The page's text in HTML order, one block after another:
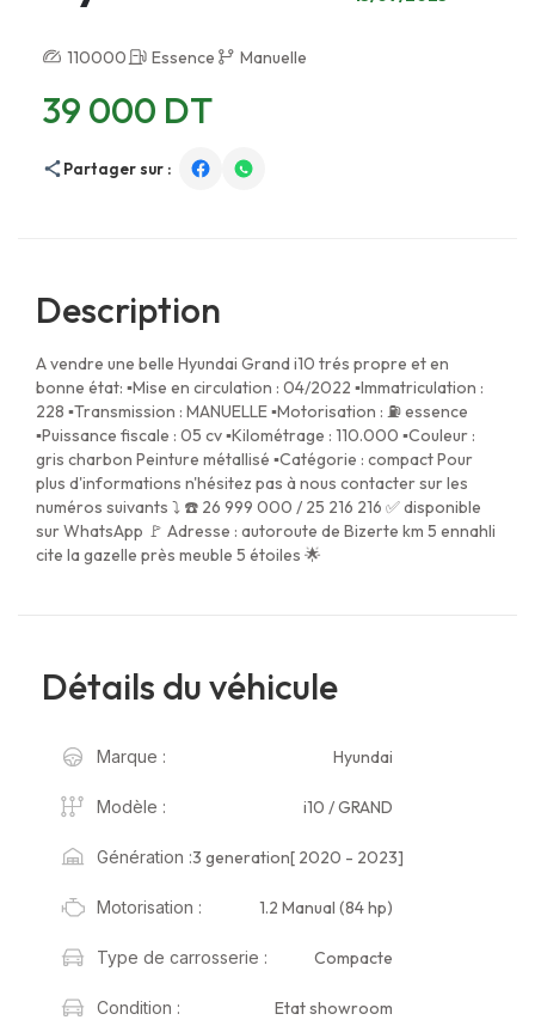
110000 Essence Manuelle
39 000 DT
Partager sur :
Description
A vendre une belle Hyundai Grand i10 trés propre et en
bonne état: ▪︎Mise en circulation : 04/2022 ▪︎Immatriculation :
228 ▪︎Transmission : MANUELLE ▪︎Motorisation : ⛽ essence
▪︎Puissance fiscale : 05 cv ▪︎Kilométrage : 110.000 ▪︎Couleur :
gris charbon Peinture métallisé ▪︎Catégorie : compact Pour
plus d'informations n'hésitez pas à nous contacter sur les
numéros suivants ⤵️ ☎️ 26 999 000⁩ / 25 216 216 ✅ disponible
sur WhatsApp 🚩 Adresse : autoroute de Bizerte km 5 ennahli
cite la gazelle près meuble 5 étoiles 🌟
Détails du véhicule
Marque : Hyundai
Modèle : i10 / GRAND
Génération :3 generation[ 2020 - 2023]
Motorisation : 1.2 Manual (84 hp)
Type de carrosserie : Compacte
Condition : Etat showroom